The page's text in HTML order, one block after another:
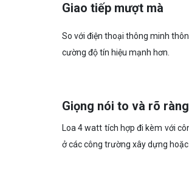
Giao tiếp mượt mà
So với điện thoại thông minh
cường độ tín hiệu mạnh hơn.
Giọng nói to và rõ ràng
Loa 4 watt tích hợp đi kèm với
ở các công trường xây dựng